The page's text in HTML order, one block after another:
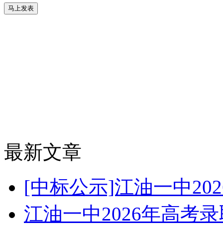
最新文章
[中标公示]江油一中
江油一中2026年高考